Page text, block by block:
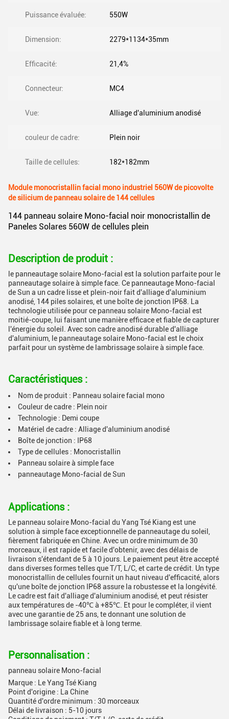
Puissance évaluée: 550W
Dimension: 2279*1134*35mm
Efficacité: 21,4%
Connecteur: MC4
Vue: Alliage d'aluminium anodisé
couleur de cadre: Plein noir
Taille de cellules: 182*182mm
Module monocristallin facial mono industriel 560W de picovolte
de silicium de panneau solaire de 144 cellules
144 panneau solaire Mono-facial noir monocristallin de
Paneles Solares 560W de cellules plein
Description de produit :
le panneautage solaire Mono-facial est la solution parfaite pour le
panneautage solaire à simple face. Ce panneautage Mono-facial
de Sun a un cadre lisse et plein-noir fait d'alliage d'aluminium
anodisé, 144 piles solaires, et une boîte de jonction IP68. La
technologie utilisée pour ce panneau solaire Mono-facial est
moitié-coupe, lui faisant une manière efficace et fiable de capturer
l'énergie du soleil. Avec son cadre anodisé durable d'alliage
d'aluminium, le panneautage solaire Mono-facial est le choix
parfait pour un système de lambrissage solaire à simple face.
Caractéristiques :
Nom de produit : Panneau solaire facial mono
Couleur de cadre : Plein noir
Technologie : Demi coupe
Matériel de cadre : Alliage d'aluminium anodisé
Boîte de jonction : IP68
Type de cellules : Monocristallin
Panneau solaire à simple face
panneautage Mono-facial de Sun
Applications :
Le panneau solaire Mono-facial du Yang Tsé Kiang est une
solution à simple face exceptionnelle de panneautage du soleil,
fièrement fabriquée en Chine. Avec un ordre minimum de 30
morceaux, il est rapide et facile d'obtenir, avec des délais de
livraison s'étendant de 5 à 10 jours. Le paiement peut être accepté
dans diverses formes telles que T/T, L/C, et carte de crédit. Un type
monocristallin de cellules fournit un haut niveau d'efficacité, alors
qu'une boîte de jonction IP68 assure la robustesse et la longévité.
Le cadre est fait d'alliage d'aluminium anodisé, et peut résister
aux températures de -40℃ à +85℃. Et pour le compléter, il vient
avec une garantie de 25 ans, te donnant une solution de
lambrissage solaire fiable et à long terme.
Personnalisation :
panneau solaire Mono-facial
Marque : Le Yang Tsé Kiang
Point d'origine : La Chine
Quantité d'ordre minimum : 30 morceaux
Délai de livraison : 5-10 jours